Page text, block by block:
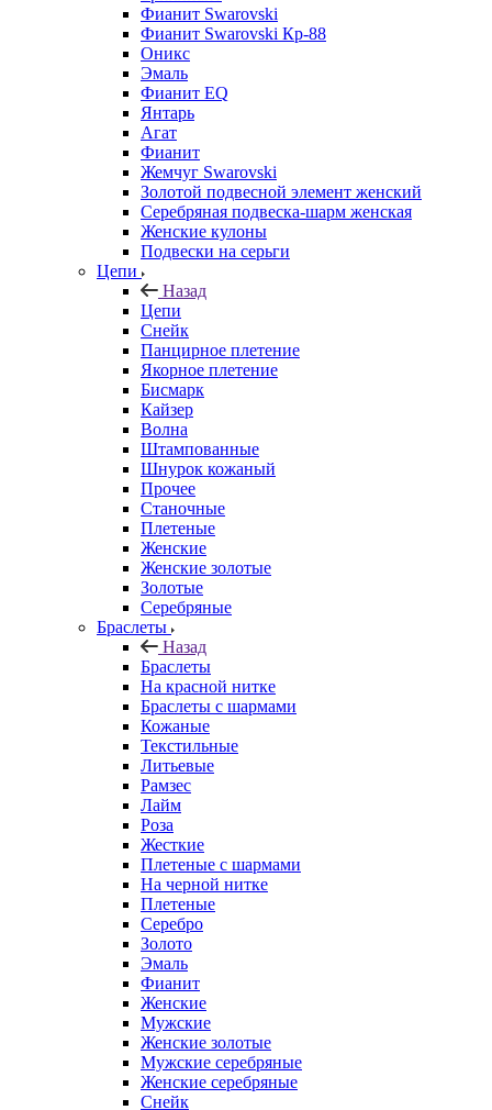
Фианит Swarovski
Фианит Swarovski Кр-88
Оникс
Эмаль
Фианит EQ
Янтарь
Агат
Фианит
Жемчуг Swarovski
Золотой подвесной элемент женcкий
Серебряная подвеска-шарм женская
Женские кулоны
Подвески на серьги
Цепи
Назад
Цепи
Снейк
Панцирное плетение
Якорное плетение
Бисмарк
Кайзер
Волна
Штампованные
Шнурок кожаный
Прочее
Станочные
Плетеные
Женские
Женские золотые
Золотые
Серебряные
Браслеты
Назад
Браслеты
На красной нитке
Браслеты с шармами
Кожаные
Текстильные
Литьевые
Рамзес
Лайм
Роза
Жесткие
Плетеные с шармами
На черной нитке
Плетеные
Серебро
Золото
Эмаль
Фианит
Женские
Мужские
Женские золотые
Мужские серебряные
Женские серебряные
Снейк